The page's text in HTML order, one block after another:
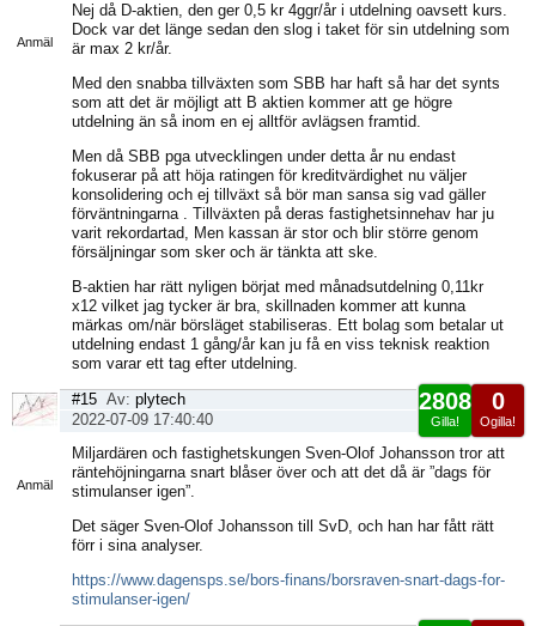
Anmäl
Nej då D-aktien, den ger 0,5 kr 4ggr/år i utdelning oavsett kurs.
Dock var det länge sedan den slog i taket för sin utdelning som
är max 2 kr/år.
Med den snabba tillväxten som SBB har haft så har det synts
som att det är möjligt att B aktien kommer att ge högre
utdelning än så inom en ej alltför avlägsen framtid.
Men då SBB pga utvecklingen under detta år nu endast
fokuserar på att höja ratingen för kreditvärdighet nu väljer
konsolidering och ej tillväxt så bör man sansa sig vad gäller
förväntningarna . Tillväxten på deras fastighetsinnehav har ju
varit rekordartad, Men kassan är stor och blir större genom
försäljningar som sker och är tänkta att ske.
B-aktien har rätt nyligen börjat med månadsutdelning 0,11kr
x12 vilket jag tycker är bra, skillnaden kommer att kunna
märkas om/när börsläget stabiliseras. Ett bolag som betalar ut
utdelning endast 1 gång/år kan ju få en viss teknisk reaktion
som varar ett tag efter utdelning.
Anmäl
0
Ogilla!
2808
Gilla!
#15 Av: plytech
2022-07-09 17:40:40
Miljardären och fastighetskungen Sven-Olof Johansson tror att
räntehöjningarna snart blåser över och att det då är ”dags för
stimulanser igen”.
Det säger Sven-Olof Johansson till SvD, och han har fått rätt
förr i sina analyser.
https://www.dagensps.se/bors-finans/borsraven-snart-dags-for-
stimulanser-igen/